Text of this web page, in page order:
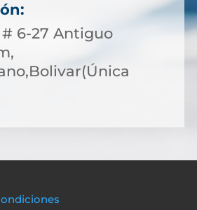
# 6-27 Antiguo